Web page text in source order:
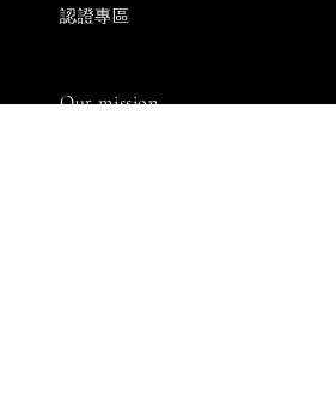
認證專區
Our mission